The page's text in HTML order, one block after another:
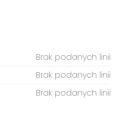
Brak podanych linii
Brak podanych linii
Brak podanych linii